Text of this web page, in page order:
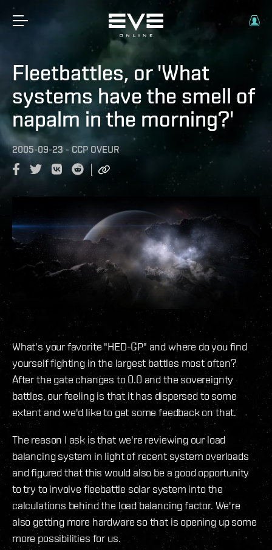
Fleetbattles, or 'What
systems have the smell of
napalm in the morning?'
2005-09-23 - CCP OVEUR
What's your favorite "HED-GP" and where do you find
yourself fighting in the largest battles most often?
After the gate changes to 0.0 and the sovereignty
battles, our feeling is that it has dispersed to some
extent and we'd like to get some feedback on that.
The reason I ask is that we're reviewing our load
balancing system in light of recent system overloads
and figured that this would also be a good opportunity
to try to involve fleebattle solar system into the
calculations behind the load balancing factor. We're
also getting more hardware so that is opening up some
more possibilities for us.